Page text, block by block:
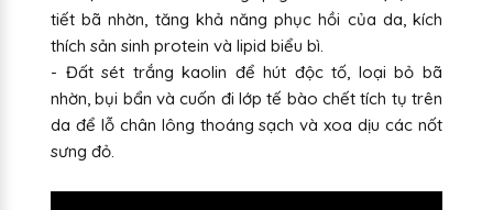
tiết bã nhờn, tăng khả năng phục hồi của da, kích
thích sản sinh protein và lipid biểu bì.
- Đất sét trắng kaolin để hút độc tố, loại bỏ bã
nhờn, bụi bẩn và cuốn đi lớp tế bào chết tích tụ trên
da để lỗ chân lông thoáng sạch và xoa dịu các nốt
sưng đỏ.